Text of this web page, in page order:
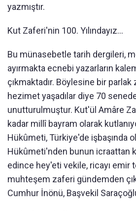
yazmıştır.
Kut Zaferi'nin 100. Yılındayız...
Bu münasebetle tarih dergileri,
ayırmakta ecnebi yazarların
çıkmaktadır. Böylesine bir
hezimet yaşadılar diye 70
unutturulmuştur. Kut'ül Amâre
kadar millî bayram olarak
Hükûmeti, Türkiye'de işbaşında
Hükûmeti'nden bunun icraattan
edince hey'eti vekile, ricayı emir
muhteşem zaferi gündemden
Cumhur İnönü, Başvekil